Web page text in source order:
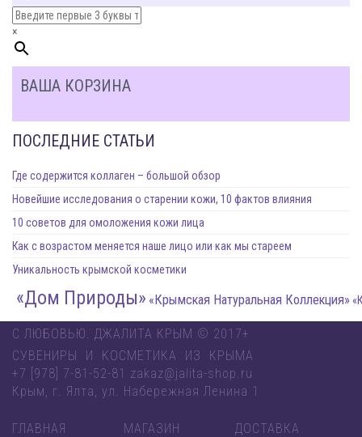
×
ВАША КОРЗИНА
ПОСЛЕДНИЕ СТАТЬИ
Где содержится коллаген – большой обзор
Новейшие исследования о старении кожи, 10 фактов влияния
10 советов для омоложения кожи лица
Как с возрастом меняется наше лицо или как мы стареем
Уникальность крымской косметики
«Дом Природы» «Крымская Натуральная Коллекция»
С ЛЮБОВЬЮ. ДЖАЛИТА КРЫМ © 2017+
СУВЕНИРЫ И КОСМЕТИКА ИЗ КРЫМА
+7 [978] 7-81-52-81 zakaz@jalita-shop.ru
Крым, г. Ялта, ул. Набережная Ленина 1
ГЛАВНАЯ МАГАЗИН
ДОСТАВКА